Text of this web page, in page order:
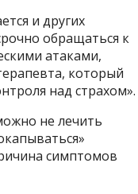
и других
обращаться к
атаками,
который
над страхом».
не лечить
симптомов